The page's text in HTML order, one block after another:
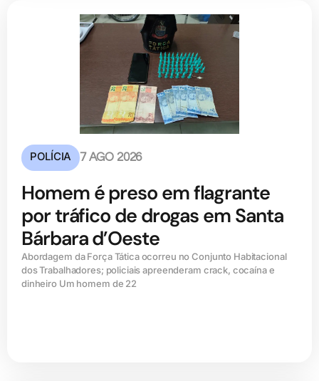
POLÍCIA 7 AGO 2026
Homem é preso em flagrante
por tráfico de drogas em Santa
Bárbara d’Oeste
Abordagem da Força Tática ocorreu no Conjunto Habitacional
dos Trabalhadores; policiais apreenderam crack, cocaína e
dinheiro Um homem de 22